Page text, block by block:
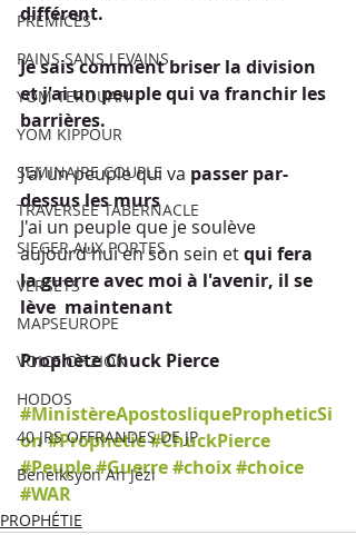
PRÉMICES
PAINS SANS LEVAINS
YOM TEROUAH
YOM KIPPOUR
SEMINAIRE COUPLE
TRAVERSEE TABERNACLE
SIEGER AUX PORTES
VERSETS
MAPSEUROPE
VOICE OF ZION
HODOS
40 JRS OFFRANDES DE JP
Beneiksyon An Jézi
différent.
Je sais comment briser la division
et j'ai un peuple qui va franchir les
barrières.
J'ai un peuple qui va passer par-
dessus les murs
J'ai un peuple que je soulève
aujourd'hui en son sein et qui fera
la guerre avec moi à l'avenir, il se
lève  maintenant
Prophète Chuck Pierce
#MinistèreApostosliquePropheticSi
on #Prophetie#ChuckPierce
#Peuple#Guerre#choix#choice
#WAR
PROPHÉTIE